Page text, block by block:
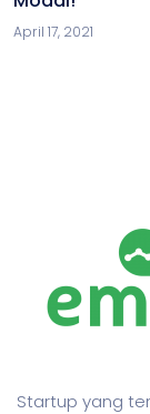
April 17, 2021
Startup yang